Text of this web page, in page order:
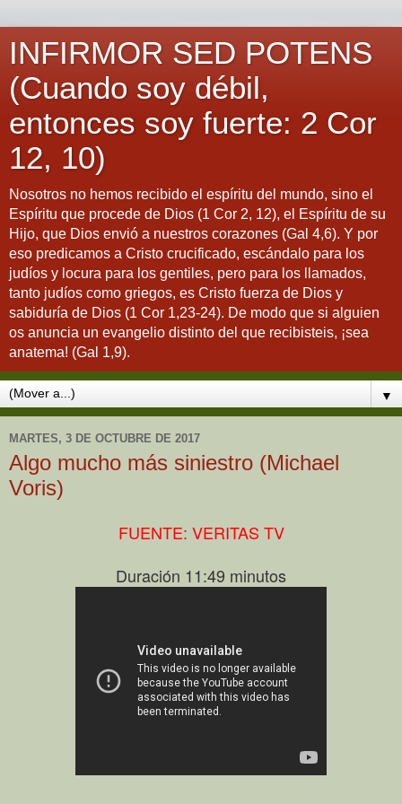
INFIRMOR SED POTENS
(Cuando soy débil,
entonces soy fuerte: 2 Cor
12, 10)
Nosotros no hemos recibido el espíritu del mundo, sino el
Espíritu que procede de Dios (1 Cor 2, 12), el Espíritu de su
Hijo, que Dios envió a nuestros corazones (Gal 4,6). Y por
eso predicamos a Cristo crucificado, escándalo para los
judíos y locura para los gentiles, pero para los llamados,
tanto judíos como griegos, es Cristo fuerza de Dios y
sabiduría de Dios (1 Cor 1,23-24). De modo que si alguien
os anuncia un evangelio distinto del que recibisteis, ¡sea
anatema! (Gal 1,9).
▼
MARTES, 3 DE OCTUBRE DE 2017
Algo mucho más siniestro (Michael
Voris)
FUENTE: VERITAS TV
Duración 11:49 minutos